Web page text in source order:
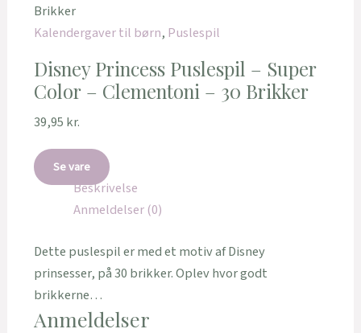
Brikker
Kalendergaver til børn, Puslespil
Disney Princess Puslespil – Super
Color – Clementoni – 30 Brikker
39,95 kr.
Se vare
Beskrivelse
Anmeldelser (0)
Dette puslespil er med et motiv af Disney
prinsesser, på 30 brikker. Oplev hvor godt
brikkerne…
Anmeldelser